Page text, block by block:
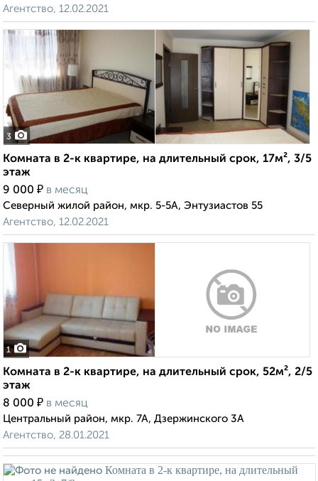
Агентство, 12.02.2021
3
Комната в 2-к квартире, на длительный срок, 17м², 3/5
этаж
9 000 ₽ в месяц
Северный жилой район, мкр. 5-5А, Энтузиастов 55
Агентство, 12.02.2021
1
Комната в 2-к квартире, на длительный срок, 52м², 2/5
этаж
8 000 ₽ в месяц
Центральный район, мкр. 7А, Дзержинского 3А
Агентство, 28.01.2021